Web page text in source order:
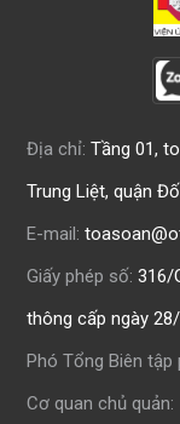
Địa chỉ: Tầng 01,
Trung Liệt, quận
E-mail:
Giấy phép số: 316/
thông cấp ngày
Phó Tổng Biên tập
Cơ quan chủ quản: